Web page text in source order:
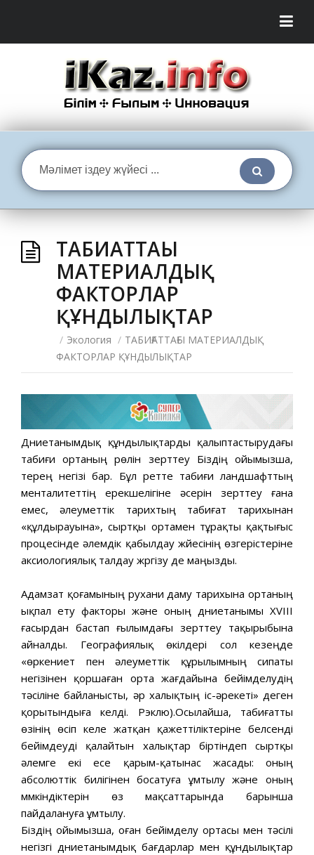
ТАБИҒАТТАҒЫ
МАТЕРИАЛДЫҚ
ФАКТОРЛАР
ҚҰНДЫЛЫҚТАР
/ Экология / ТАБИҒАТТАҒЫ МАТЕРИАЛДЫҚ
ФАКТОРЛАР ҚҰНДЫЛЫҚТАР
Дүниетанымдық құндылықтарды қалыптастырудағы
табиғи ортаның рөлін зерттеу Біздің ойымызша,
терең негізі бар. Бұл ретте табиғи ландшафттың
менталитеттің ерекшелігіне әсерін зерттеу ғана
емес, әлеуметтік тарихтың табиғат тарихынан
«құлдырауына», сыртқы ортамен тұрақты қақтығыс
процесінде әлемдік қабылдау жүйесінің өзгерістеріне
аксиологиялық талдау жүргізу де маңызды.
Адамзат қоғамының рухани даму тарихына ортаның
ықпал ету факторы және оның дүниетанымы XVIII
ғасырдан бастап ғылымдағы зерттеу тақырыбына
айналды. Географиялық өкілдері сол кезеңде
«өркениет пен әлеуметтік құрылымның сипаты
негізінен қоршаған орта жағдайына бейімделудің
тәсіліне байланысты, әр халықтың іс-әрекеті» деген
қорытындыға келді. Рэклю).Осылайша, табиғатты
өзінің өсіп келе жатқан қажеттіліктеріне белсенді
бейімдеуді қалайтын халықтар біртіндеп сыртқы
әлемге екі есе қарым-қатынас жасады: оның
абсолюттік билігінен босатуға ұмтылу және оның
мүмкіндіктерін өз мақсаттарында барынша
пайдалануға ұмтылу.
Біздің ойымызша, оған бейімделу ортасы мен тәсілі
негізгі дүниетанымдық бағдарлар мен құндылықтар